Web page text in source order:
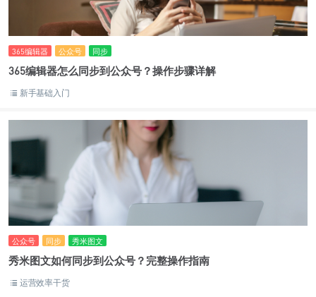
365编辑器 公众号 同步
365编辑器怎么同步到公众号？操作步骤详解
新手基础入门
公众号 同步 秀米图文
秀米图文如何同步到公众号？完整操作指南
运营效率干货